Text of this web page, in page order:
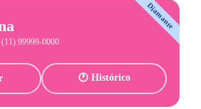
Diamante
(11) 99999-0000
🕐 Histórico